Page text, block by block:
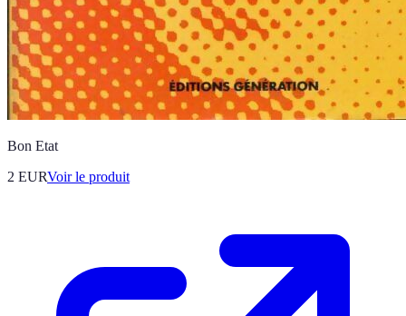
Bon Etat
2 EURVoir le produit